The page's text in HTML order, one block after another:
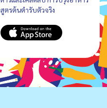
สูตรต้นตำรับตัวจริง